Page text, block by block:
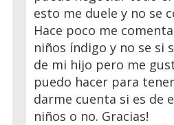
esto me duele y no se
Hace poco me
niños índigo y no se si
de mi hijo pero me
puedo hacer para
darme cuenta si es de
niños o no. Gracias!